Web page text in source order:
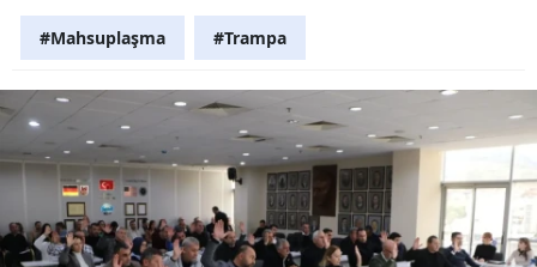
#Mahsuplaşma #Trampa